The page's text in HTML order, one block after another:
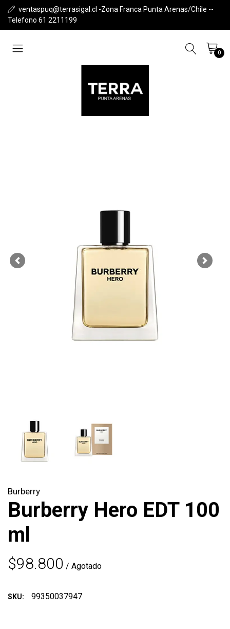
ventaspuq@terrasigal.cl -Zona Franca Punta Arenas/Chile --
Telefono 61 2211199
0
Previous Next
Burberry
Burberry Hero EDT 100
ml
$98.800 / Agotado
SKU: 99350037947